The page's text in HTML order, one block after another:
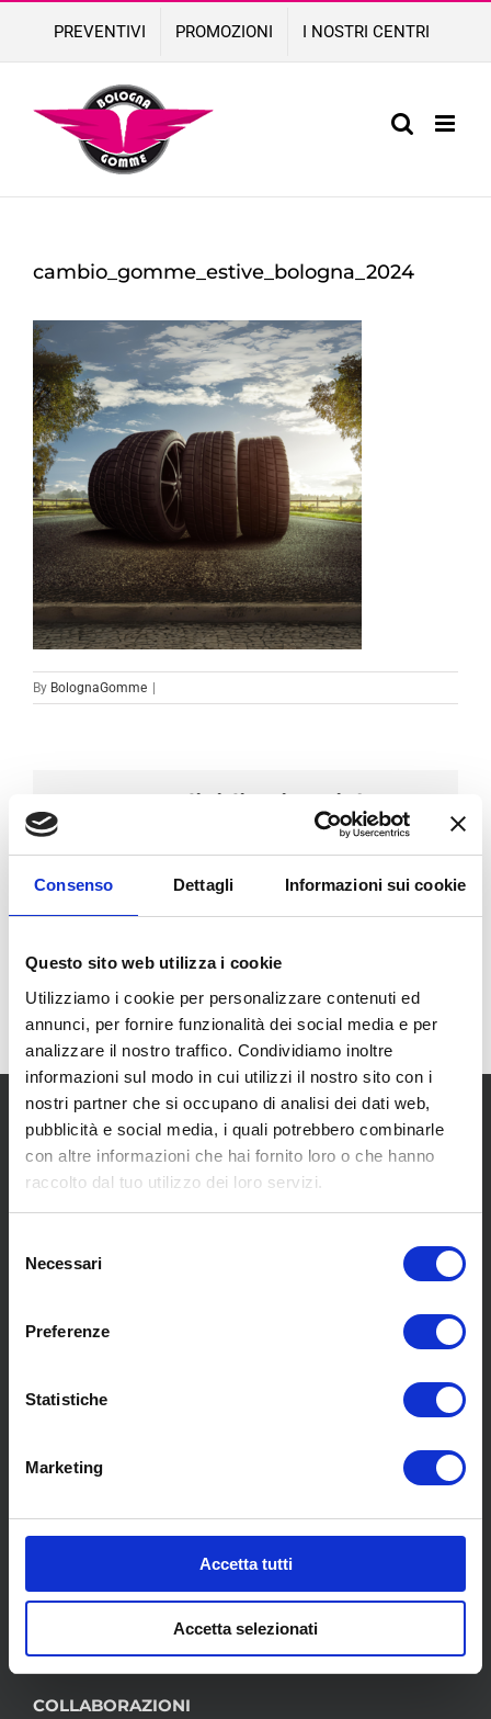
Consenso Dettagli Informazioni sui cookie
Questo sito web utilizza i cookie
Utilizziamo i cookie per personalizzare contenuti ed
annunci, per fornire funzionalità dei social media e per
analizzare il nostro traffico. Condividiamo inoltre
informazioni sul modo in cui utilizzi il nostro sito con i
nostri partner che si occupano di analisi dei dati web,
pubblicità e social media, i quali potrebbero combinarle
con altre informazioni che hai fornito loro o che hanno
raccolto dal tuo utilizzo dei loro servizi.
delNecessari
Preferenze
Statistiche
Marketing
Accetta tutti
Accetta selezionati
content
PREVENTIVI PROMOZIONI I NOSTRI CENTRI
cambio_gomme_estive_bologna_2024
By BolognaGomme
Condividi sui social
FacebookLinkedInEmail
Chi siamo
Meccanica
Convenzioni
Whisteblowing D.Lgs 24/2023
Promozioni
COLLABORAZIONI